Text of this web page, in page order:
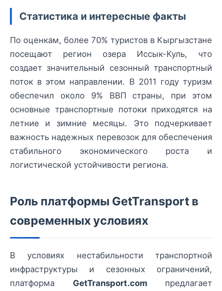
Статистика и интересные факты
По оценкам, более 70% туристов в Кыргызстане
посещают регион озера Иссык-Куль, что
создает значительный сезонный транспортный
поток в этом направлении. В 2011 году туризм
обеспечил около 9% ВВП страны, при этом
основные транспортные потоки приходятся на
летние и зимние месяцы. Это подчеркивает
важность надежных перевозок для обеспечения
стабильного экономического роста и
логистической устойчивости региона.
Роль платформы GetTransport в
современных условиях
В условиях нестабильности транспортной
инфраструктуры и сезонных ограничений,
платформа GetTransport.comпредлагает